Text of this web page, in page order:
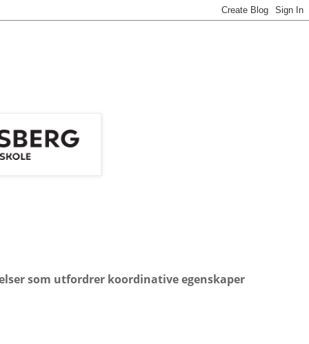
som utfordrer koordinative egenskaper